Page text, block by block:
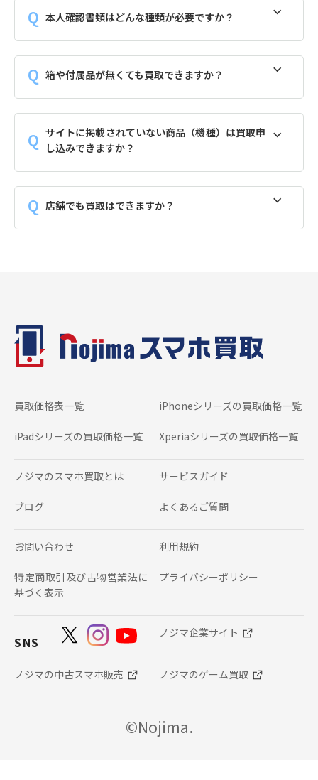
本人確認書類はどんな種類が必要ですか？
箱や付属品が無くても買取できますか？
サイトに掲載されていない商品（機種）は買取申
し込みできますか？
店舗でも買取はできますか？
買取価格表一覧 iPhoneシリーズの 買取価格一覧
iPadシリーズの 買取価格一覧 Xperiaシリーズの 買取価格一覧
ノジマのスマホ買取とは サービスガイド
ブログ よくあるご質問
お問い合わせ 利用規約
特定商取引及び古物営業法に
基づく表示
プライバシーポリシー
SNS
ノジマ企業サイト
ノジマの中古スマホ販売 ノジマのゲーム買取
©Nojima.